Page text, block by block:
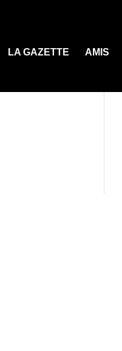
LA GAZETTE AMIS